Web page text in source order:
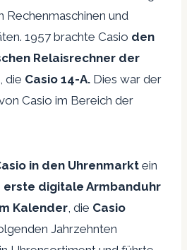
Rechenmaschinen und
1957 brachte Casio den
Relaisrechner der
die Casio 14-A. Dies war der
Casio im Bereich der
in den Uhrenmarkt ein
erste digitale Armbanduhr
Kalender, die Casio
Jahrzehnten